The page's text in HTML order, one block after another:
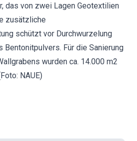
das von zwei Lagen Geotextilien
zusätzliche
schützt vor Durchwurzelung
Bentonitpulvers. Für die Sanierung
wurden ca. 14.000 m2
NAUE)